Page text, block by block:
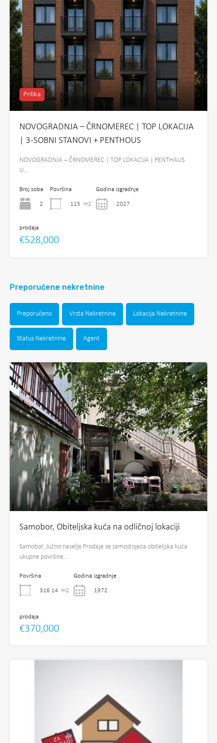
Prilika
NOVOGRADNJA – ČRNOMEREC | TOP LOKACIJA
| 3-SOBNI STANOVI + PENTHOUS
NOVOGRADNJA – ČRNOMEREC | TOP LOKACIJA | PENTHAUS
U…
Broj soba
2
Površina
115 m2
Godina izgradnje
2027
prodaja
€528,000
Preporučene nekretnine
Preporučeno Vrsta Nekretnine Lokacija Nekretnine
Status Nekretnine Agent
Samobor, Obiteljska kuća na odličnoj lokaciji
Samobor, Južno naselje Prodaje se samostojeća obiteljska kuća
ukupne površine…
Površina
316.14 m2
Godina izgradnje
1972
prodaja
€370,000